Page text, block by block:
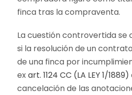
finca tras la compraventa.
La cuestión controvertida se
si la resolución de un
de una finca por
exart. 1124 CC (LA LEY 1/1889)
cancelación de las